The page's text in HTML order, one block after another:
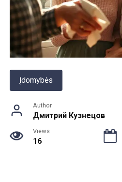
Įdomybės
Author
Дмитрий Кузнецов
Views
16